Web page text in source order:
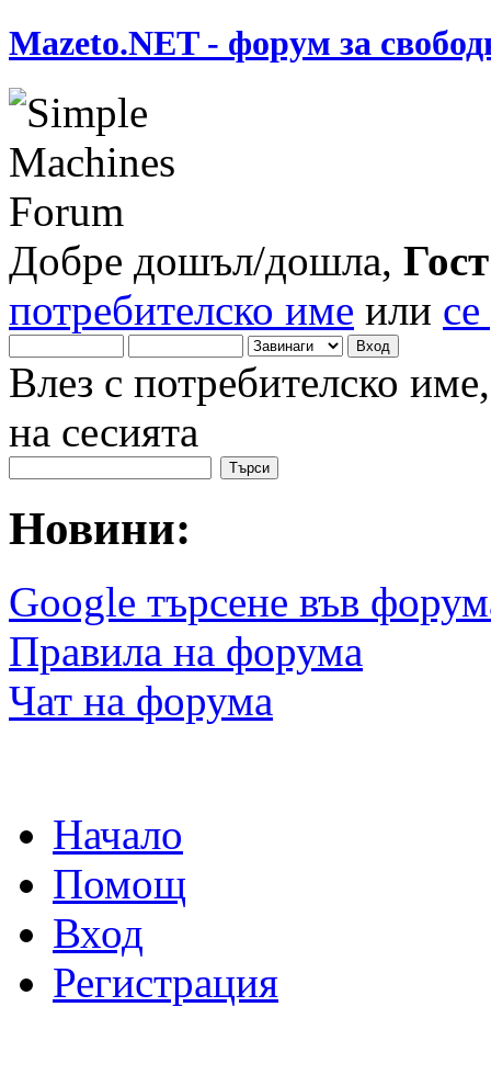
Mazeto.NET - форум за
Добре дошъл/дошла, Гост
потребителско име или
Влез с потребителско
на сесията
Новини:
Google търсене във
Правила на форума
Чат на форума
Начало
Помощ
Вход
Регистрация